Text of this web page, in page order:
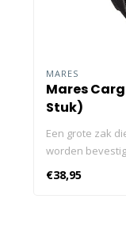
MARES
Mares
Stuk)
Een grote zak
worden
nemen. 1200d
€38,95